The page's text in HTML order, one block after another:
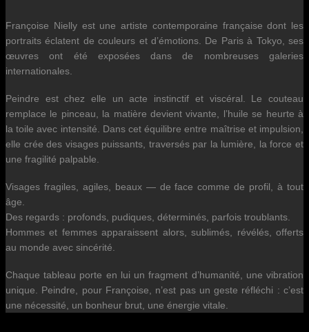
Françoise Nielly est une artiste contemporaine française dont les
portraits éclatent de couleurs et d’émotions. De Paris à Tokyo, ses
œuvres ont été exposées dans de nombreuses galeries
internationales.
Peindre est chez elle un acte instinctif et viscéral. Le couteau
remplace le pinceau, la matière devient vivante, l’huile se heurte à
la toile avec intensité. Dans cet équilibre entre maîtrise et impulsion,
elle crée des visages puissants, traversés par la lumière, la force et
une fragilité palpable.
Visages fragiles, agiles, beaux — de face comme de profil, à tout
âge.
Des regards : profonds, pudiques, déterminés, parfois troublants.
Hommes et femmes apparaissent alors, sublimés, révélés, offerts
au monde avec sincérité.
Chaque tableau porte en lui un fragment d’humanité, une vibration
unique. Peindre, pour Françoise, n’est pas un geste réfléchi : c’est
une nécessité, un bonheur brut, une énergie vitale.